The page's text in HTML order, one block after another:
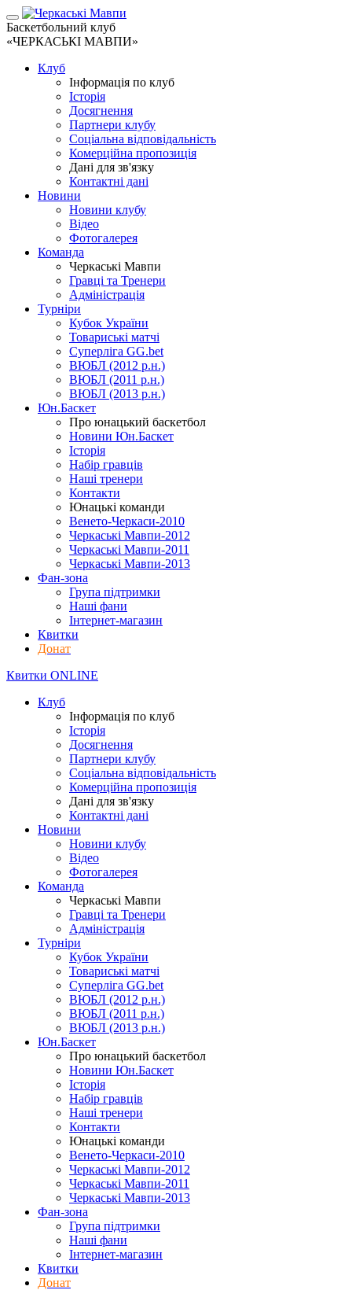
Баскетбольний клуб
«ЧЕРКАСЬКІ МАВПИ»
Клуб
Інформація по клуб
Історія
Досягнення
Партнери клубу
Соціальна відповідальність
Комерційна пропозиція
Дані для зв'язку
Контактні дані
Новини
Новини клубу
Відео
Фотогалерея
Команда
Черкаські Мавпи
Гравці та Тренери
Адміністрація
Турніри
Кубок України
Товариські матчі
Суперліга GG.bet
ВЮБЛ (2012 р.н.)
ВЮБЛ (2011 р.н.)
ВЮБЛ (2013 р.н.)
Юн.Баскет
Про юнацький баскетбол
Новини Юн.Баскет
Історія
Набір гравців
Наші тренери
Контакти
Юнацькі команди
Венето-Черкаси-2010
Черкаські Мавпи-2012
Черкаські Мавпи-2011
Черкаські Мавпи-2013
Фан-зона
Група підтримки
Наші фани
Інтернет-магазин
Квитки
Донат
Квитки ONLINE
Клуб
Інформація по клуб
Історія
Досягнення
Партнери клубу
Соціальна відповідальність
Комерційна пропозиція
Дані для зв'язку
Контактні дані
Новини
Новини клубу
Відео
Фотогалерея
Команда
Черкаські Мавпи
Гравці та Тренери
Адміністрація
Турніри
Кубок України
Товариські матчі
Суперліга GG.bet
ВЮБЛ (2012 р.н.)
ВЮБЛ (2011 р.н.)
ВЮБЛ (2013 р.н.)
Юн.Баскет
Про юнацький баскетбол
Новини Юн.Баскет
Історія
Набір гравців
Наші тренери
Контакти
Юнацькі команди
Венето-Черкаси-2010
Черкаські Мавпи-2012
Черкаські Мавпи-2011
Черкаські Мавпи-2013
Фан-зона
Група підтримки
Наші фани
Інтернет-магазин
Квитки
Донат